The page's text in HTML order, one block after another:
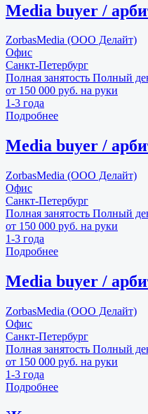
Media buyer /
ZorbasMedia (ООО Делайт)
Офис
Санкт-Петербург
Полная занятость Полный
от 150 000 руб. на руки
1-3 года
Подробнее
Media buyer /
ZorbasMedia (ООО Делайт)
Офис
Санкт-Петербург
Полная занятость Полный
от 150 000 руб. на руки
1-3 года
Подробнее
Media buyer /
ZorbasMedia (ООО Делайт)
Офис
Санкт-Петербург
Полная занятость Полный
от 150 000 руб. на руки
1-3 года
Подробнее